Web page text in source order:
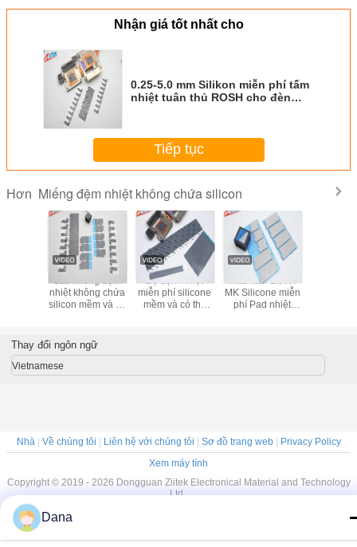
Nhận giá tốt nhất cho
0.25-5.0 mm Silikon miễn phí tấm
nhiệt tuân thủ ROSH cho đèn
Tiếp tục
Hơn Miếng đệm nhiệt không chứa silicon
Các miếng đệm
nhiệt không chứa
silicon mềm và có
cung cấp điện
Bộ đệm nhiệt
miễn phí silicone
mềm và có thể
Màu xám 1.5W /
MK Silicone miễn
phí Pad nhiệt
Thay đổi ngôn ngữ
Vietnamese
Nhà| Về chúng tôi | Liên hệ với chúng tôi | Sơ đồ trang web| Privacy Policy
Xem máy tính
Copyright © 2019 - 2026 Dongguan Ziitek Electronical Material and Technology
Ltd..
Dana